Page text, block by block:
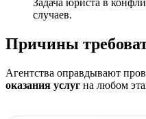
Задача юриста в
случаев.
Причины
Агентства оправдывают
оказания услуг на любом